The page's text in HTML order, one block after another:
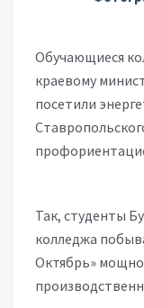
Обучающиеся
краевому
посетили
Так, студенты
колледжа
Октябрь»